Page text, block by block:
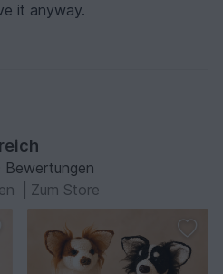
it anyway.
Zum Store